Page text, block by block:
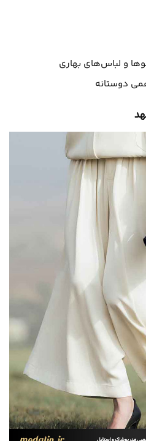
و لباس‌های بهاری
دوستانه